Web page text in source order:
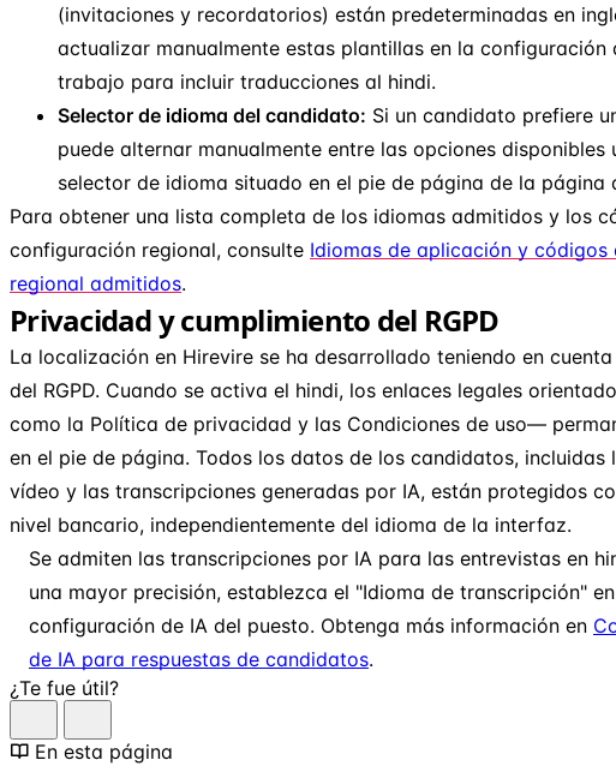
(invitaciones y recordatorios) están predeterminadas en
actualizar manualmente estas plantillas en la configuración
trabajo para incluir traducciones al hindi.
Selector de idioma del candidato: Si un candidato prefiere
puede alternar manualmente entre las opciones disponibles
selector de idioma situado en el pie de página de la página
Para obtener una lista completa de los idiomas admitidos y los
configuración regional, consulte Idiomas de aplicación y códigos
regional admitidos.
Privacidad y cumplimiento del RGPD
La localización en Hirevire se ha desarrollado teniendo en
del RGPD. Cuando se activa el hindi, los enlaces legales
como la Política de privacidad y las Condiciones de uso—
en el pie de página. Todos los datos de los candidatos, incluidas
vídeo y las transcripciones generadas por IA, están protegidos
nivel bancario, independientemente del idioma de la interfaz.
Se admiten las transcripciones por IA para las entrevistas en
una mayor precisión, establezca el "Idioma de transcripción"
configuración de IA del puesto. Obtenga más información en
de IA para respuestas de candidatos.
¿Te fue útil?
En esta página